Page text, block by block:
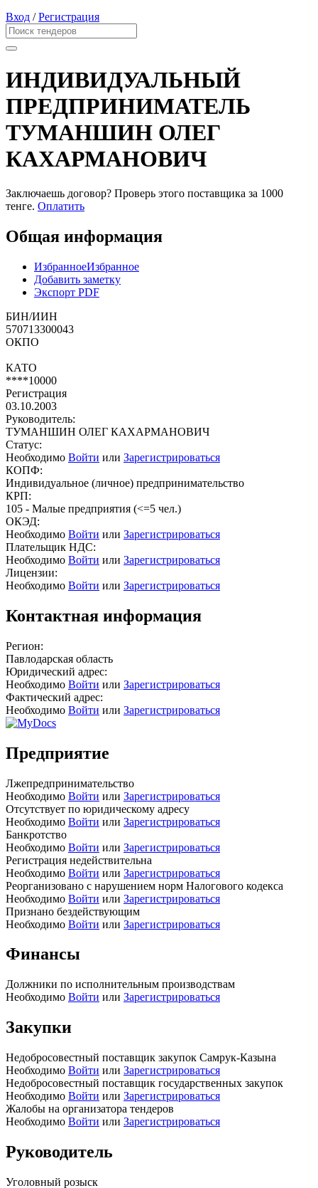
Вход /Регистрация
ИНДИВИДУАЛЬНЫЙ
ПРЕДПРИНИМАТЕЛЬ
ТУМАНШИН ОЛЕГ
КАХАРМАНОВИЧ
Заключаешь договор? Проверь этого поставщика за 1000
тенге. Оплатить
Общая информация
ИзбранноеИзбранное
Добавить заметку
Экспорт PDF
БИН/ИИН
570713300043
ОКПО
КАТО
****10000
Регистрация
03.10.2003
Руководитель:
ТУМАНШИН ОЛЕГ КАХАРМАНОВИЧ
Статус:
Необходимо Войти или Зарегистрироваться
КОПФ:
Индивидуальное (личное) предпринимательство
КРП:
105 - Малые предприятия (<=5 чел.)
ОКЭД:
Необходимо Войти или Зарегистрироваться
Плательщик НДС:
Необходимо Войти или Зарегистрироваться
Лицензии:
Необходимо Войти или Зарегистрироваться
Контактная информация
Регион:
Павлодарская область
Юридический адрес:
Необходимо Войти или Зарегистрироваться
Фактический адрес:
Необходимо Войти или Зарегистрироваться
Предприятие
Лжепредпринимательство
Необходимо Войти или Зарегистрироваться
Отсутствует по юридическому адресу
Необходимо Войти или Зарегистрироваться
Банкротство
Необходимо Войти или Зарегистрироваться
Регистрация недействительна
Необходимо Войти или Зарегистрироваться
Реорганизовано с нарушением норм Налогового кодекса
Необходимо Войти или Зарегистрироваться
Признано бездействующим
Необходимо Войти или Зарегистрироваться
Финансы
Должники по исполнительным производствам
Необходимо Войти или Зарегистрироваться
Закупки
Недобросовестный поставщик закупок Самрук-Казына
Необходимо Войти или Зарегистрироваться
Недобросовестный поставщик государственных закупок
Необходимо Войти или Зарегистрироваться
Жалобы на организатора тендеров
Необходимо Войти или Зарегистрироваться
Руководитель
Уголовный розыск